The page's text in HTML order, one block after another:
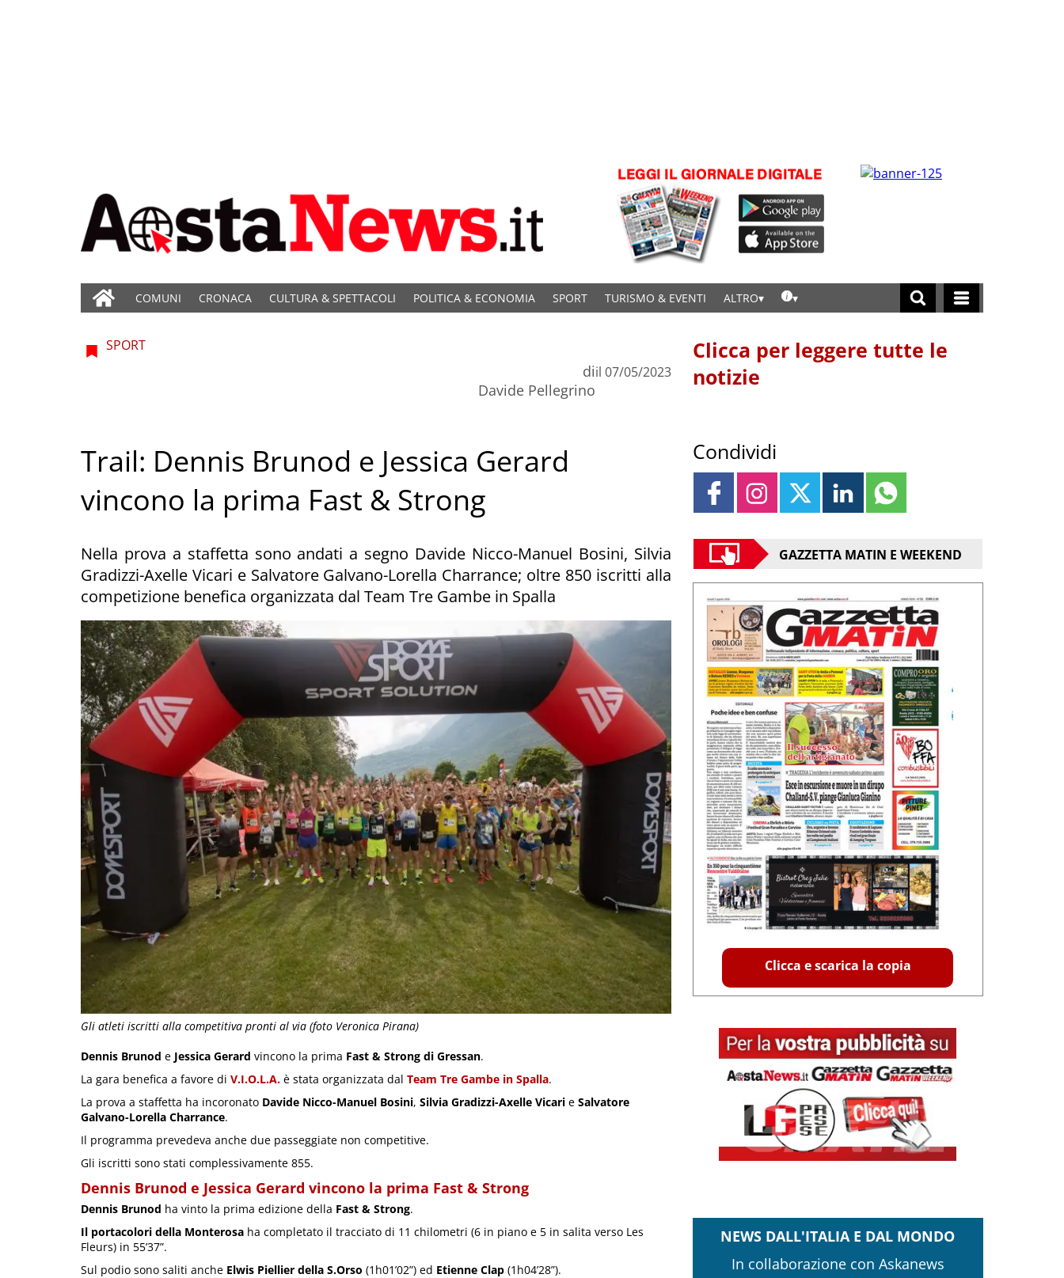
COMUNI CRONACA CULTURA & SPETTACOLI POLITICA & ECONOMIA SPORT TURISMO & EVENTI ALTRO
Gli atleti iscritti alla competitiva pronti al via (foto Veronica Pirana)
SPORT
di
Davide Pellegrino
il 07/05/2023
Trail: Dennis Brunod e Jessica Gerard
vincono la prima Fast & Strong
Nella prova a staffetta sono andati a segno Davide Nicco-Manuel Bosini, Silvia
Gradizzi-Axelle Vicari e Salvatore Galvano-Lorella Charrance; oltre 850 iscritti alla
competizione benefica organizzata dal Team Tre Gambe in Spalla
Dennis Brunod e Jessica Gerard vincono la prima Fast & Strong di Gressan.
La gara benefica a favore di V.I.O.L.A. è stata organizzata dal Team Tre Gambe in Spalla.
La prova a staffetta ha incoronato Davide Nicco-Manuel Bosini, Silvia Gradizzi-Axelle Vicari e Salvatore
Galvano-Lorella Charrance.
Il programma prevedeva anche due passeggiate non competitive.
Gli iscritti sono stati complessivamente 855.
Dennis Brunod e Jessica Gerard vincono la prima Fast & Strong
Dennis Brunod ha vinto la prima edizione della Fast & Strong.
Il portacolori della Monterosa ha completato il tracciato di 11 chilometri (6 in piano e 5 in salita verso Les
Fleurs) in 55’37”.
Sul podio sono saliti anche Elwis Piellier della S.Orso (1h01’02”) ed Etienne Clap (1h04’28”).
Clicca per leggere tutte le
notizie
Condividi
GAZZETTA MATIN E WEEKEND
Clicca e scarica la copia
NEWS DALL'ITALIA E DAL MONDO
In collaborazione con Askanews